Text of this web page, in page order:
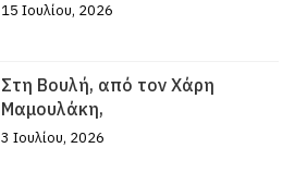
15 Ιουλίου, 2026
Στη Βουλή, από τον Χάρη
Μαμουλάκη,
3 Ιουλίου, 2026